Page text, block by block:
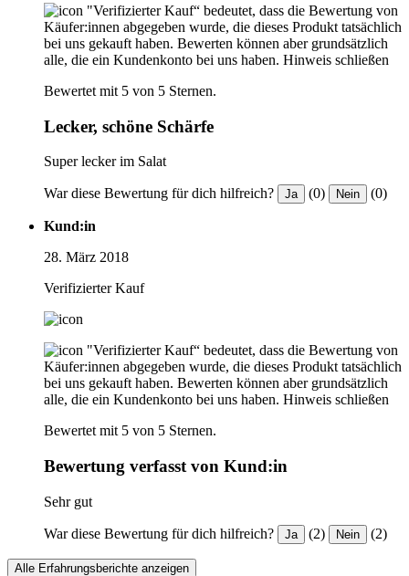
"Verifizierter Kauf“ bedeutet, dass die Bewertung von
Käufer:innen abgegeben wurde, die dieses Produkt tatsächlich
bei uns gekauft haben. Bewerten können aber grundsätzlich
alle, die ein Kundenkonto bei uns haben. Hinweis schließen
Bewertet mit 5 von 5 Sternen.
Lecker, schöne Schärfe
Super lecker im Salat
War diese Bewertung für dich hilfreich? Ja (0) Nein (0)
Kund:in
28. März 2018
Verifizierter Kauf
"Verifizierter Kauf“ bedeutet, dass die Bewertung von
Käufer:innen abgegeben wurde, die dieses Produkt tatsächlich
bei uns gekauft haben. Bewerten können aber grundsätzlich
alle, die ein Kundenkonto bei uns haben. Hinweis schließen
Bewertet mit 5 von 5 Sternen.
Bewertung verfasst von Kund:in
Sehr gut
War diese Bewertung für dich hilfreich? Ja (2) Nein (2)
Alle Erfahrungsberichte anzeigen